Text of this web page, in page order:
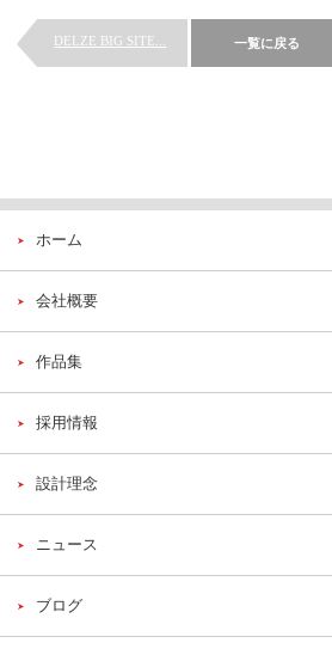
DELZE BIG SITE... 一覧に戻る
ホーム
会社概要
作品集
採用情報
設計理念
ニュース
ブログ